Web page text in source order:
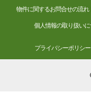
物件に関するお問合せの流れ
個人情報の取り扱い
プライバシーポリシー